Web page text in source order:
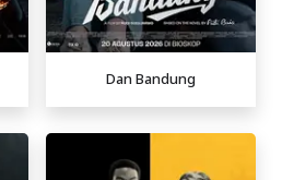
Dan Bandung